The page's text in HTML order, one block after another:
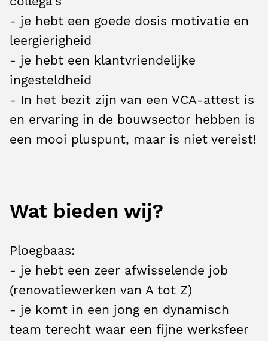
- je hebt een goede dosis motivatie en
leergierigheid
- je hebt een klantvriendelijke
ingesteldheid
- In het bezit zijn van een VCA-attest is
en ervaring in de bouwsector hebben is
een mooi pluspunt, maar is niet vereist!
Wat bieden wij?
Ploegbaas:
- je hebt een zeer afwisselende job
(renovatiewerken van A tot Z)
- je komt in een jong en dynamisch
team terecht waar een fijne werksfeer